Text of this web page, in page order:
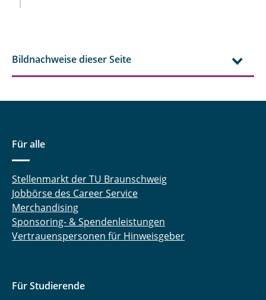
Bildnachweise dieser Seite
Für alle
Stellenmarkt der TU Braunschweig
Jobbörse des Career Service
Merchandising
Sponsoring- & Spendenleistungen
Vertrauenspersonen für Hinweisgeber
Für Studierende